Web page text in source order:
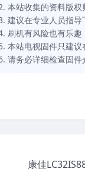
本站收集的资料版
建议在专业人员指导
刷机有风险也有乐
本站电视固件只建
请务必详细检查固
康佳